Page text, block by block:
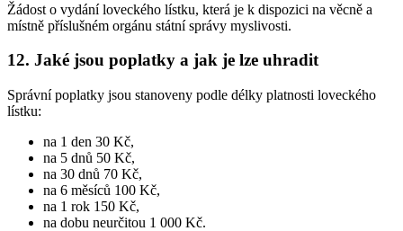
Žádost o vydání loveckého lístku, která je k dispozici na věcně a
místně příslušném orgánu státní správy myslivosti.
12. Jaké jsou poplatky a jak je lze uhradit
Správní poplatky jsou stanoveny podle délky platnosti loveckého
lístku:
na 1 den 30 Kč,
na 5 dnů 50 Kč,
na 30 dnů 70 Kč,
na 6 měsíců 100 Kč,
na 1 rok 150 Kč,
na dobu neurčitou 1 000 Kč.